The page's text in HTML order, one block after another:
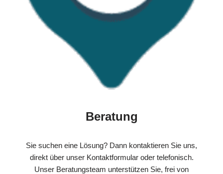
Beratung
Sie suchen eine Lösung? Dann kontaktieren Sie uns,
direkt über unser Kontaktformular oder telefonisch.
Unser Beratungsteam unterstützen Sie, frei von